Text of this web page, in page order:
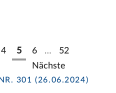
4 5 6 …
52
Nächste
301 (26.06.2024)